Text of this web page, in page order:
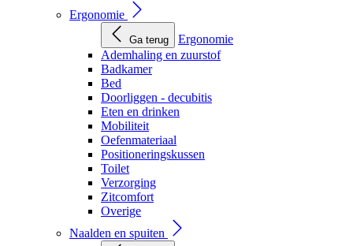
Ergonomie
Ga terug
Ergonomie
Ademhaling en zuurstof
Badkamer
Bed
Doorliggen - decubitis
Eten en drinken
Mobiliteit
Oefenmateriaal
Positioneringskussen
Toilet
Verzorging
Zitcomfort
Overige
Naalden en spuiten